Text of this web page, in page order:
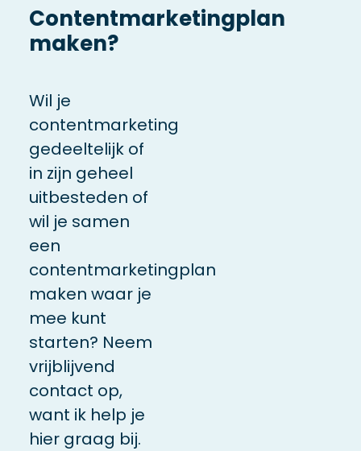
Contentmarketingplan
maken?
Wil je
contentmarketing
gedeeltelijk of
in zijn geheel
uitbesteden of
wil je samen
een
contentmarketingplan
maken waar je
mee kunt
starten? Neem
vrijblijvend
contact op,
want ik help je
hier graag bij.